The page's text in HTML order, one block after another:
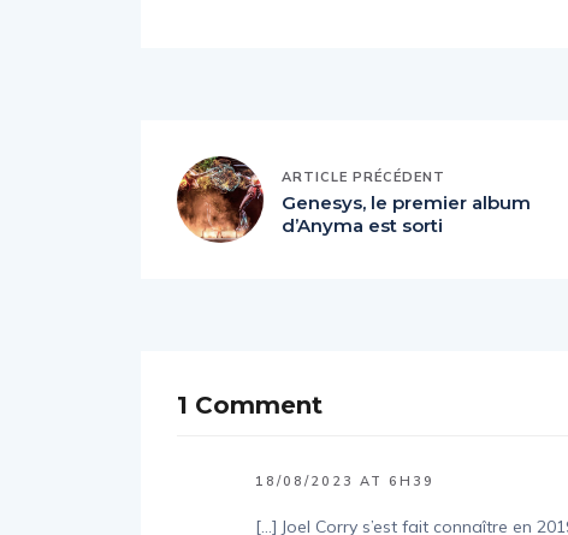
ARTICLE PRÉCÉDENT
Genesys, le premier album
d’Anyma est sorti
1 Comment
18/08/2023 AT 6H39
[…] Joel Corry s’est fait connaître en